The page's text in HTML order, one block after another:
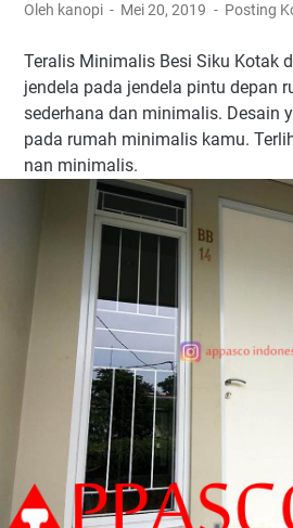
Oleh kanopi Mei 20, 2019 Posting
Teralis Minimalis Besi Siku Kotak
jendela pada jendela pintu depan
sederhana dan minimalis. Desain
pada rumah minimalis kamu.
nan minimalis.